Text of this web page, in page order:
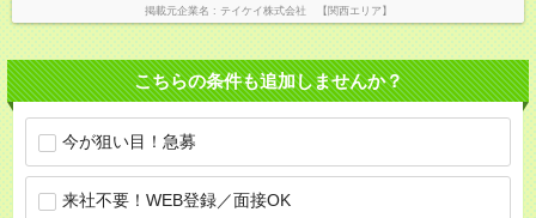
掲載元企業名 テイケイ株式会社 【関西エリア】
こちらの条件も追加しませんか？
今が狙い目！急募
来社不要！WEB登録／面接OK